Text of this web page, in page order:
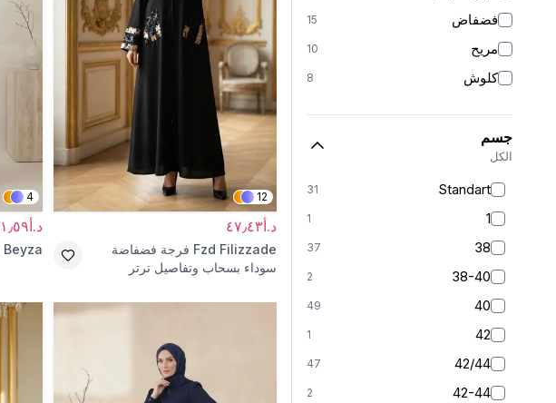
فضفاض 15
مريح 10
كلوش 8
جسم
الكل
Standart
31
1
1
38
37
38-40
2
40
49
42
1
42/44
47
42-44
2
12
د.أ٤٧٫٤٣
Fzd Filizzade فرجة فضفاضة
سوداء بسحاب وتفاصيل ترتر
4
د.أ٩١٫٥٩
Beyza